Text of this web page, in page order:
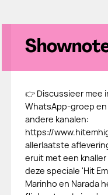
👉 Discussieer mee
WhatsApp-groep en
andere kanalen:
https://
allerlaatste
eruit met een
deze speciale 'Hit
Marinho en Narada